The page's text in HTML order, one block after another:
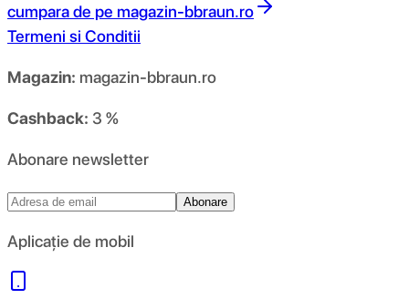
cumpara de pe magazin-bbraun.ro
Termeni si Conditii
Magazin: magazin-bbraun.ro
Cashback: 3 %
Abonare newsletter
Abonare
Aplicație de mobil